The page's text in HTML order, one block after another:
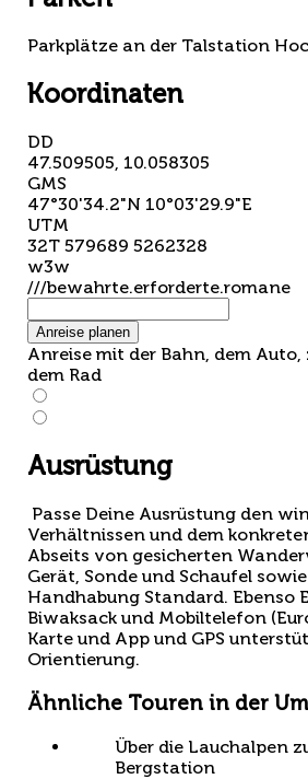
Parkplätze an der Talstation
Koordinaten
DD
47.509505, 10.058305
GMS
47°30'34.2"N 10°03'29.9"E
UTM
32T 579689 5262328
w3w
///bewahrte.erforderte.romane
Anreise planen
Anreise mit der Bahn, dem Auto,
dem Rad
Ausrüstung
Passe Deine Ausrüstung den
Verhältnissen und dem
Abseits von gesicherten
Gerät, Sonde und Schaufel
Handhabung Standard. Ebenso
Biwaksack und Mobiltelefon
Karte und App und GPS
Orientierung.
Ähnliche Touren in der
Über die Lauchalpen
Bergstation